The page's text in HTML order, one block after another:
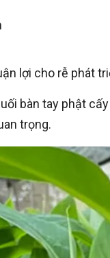
lợi cho rễ phát
bàn tay phật
trọng.